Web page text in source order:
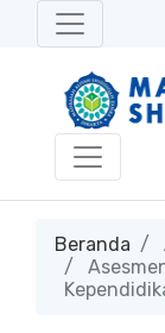
Beranda